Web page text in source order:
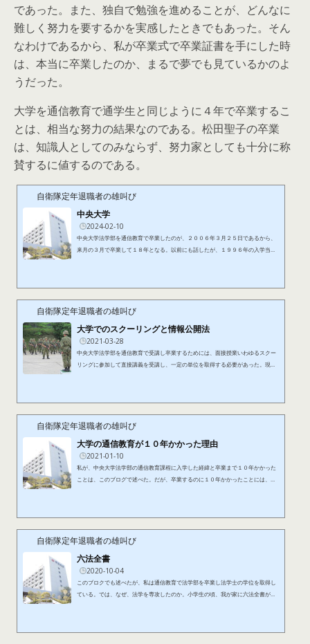
であった。また、独自で勉強を進めることが、どんなに
難しく努力を要するかを実感したときでもあった。そん
なわけであるから、私が卒業式で卒業証書を手にした時
は、本当に卒業したのか、まるで夢でも見ているかのよ
うだった。
大学を通信教育で通学生と同じように４年で卒業するこ
とは、相当な努力の結果なのである。松田聖子の卒業
は、知識人としてのみならず、努力家としても十分に称
賛するに値するのである。
自衛隊定年退職者の雄叫び
中央大学
2024-02-10
中央大学法学部を通信教育で卒業したのが、２００６年３月２５日であるから、
来月の３月で卒業して１８年となる。以前にも話したが、１９９６年の入学当
（２０２３年）は総合２位で、今年（２０２４年）の優勝を期待したが、残...
自衛隊定年退職者の雄叫び
大学でのスクーリングと情報公開法
2021-03-28
中央大学法学部を通信教育で受講し卒業するためには、面接授業いわゆるスクー
リングに参加して直接講義を受講し、一定の単位を取得する必要があった。現在
実施されるわけではないので、数年先の実施科目の予定を参考に計画的に受...
自衛隊定年退職者の雄叫び
大学の通信教育が１０年かかった理由
2021-01-10
私が、中央大学法学部の通信教育課程に入学した経緯と卒業まで１０年かかった
ことは、このブログで述べた。だが、卒業するのに１０年かかったことには、理
目の英語の単位を合わせると外国語だけで２４単位を取得した。やはり...
自衛隊定年退職者の雄叫び
六法全書
2020-10-04
このブロクでも述べたが、私は通信教育で法学部を卒業し法学士の学位を取得し
ている。では、なぜ、法学を専攻したのか。小学生の頃、我が家に六法全書があ